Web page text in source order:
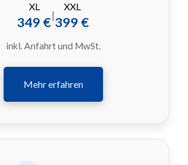
XL
349 €|
XXL
399 €
inkl. Anfahrt und MwSt.
Mehr erfahren